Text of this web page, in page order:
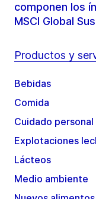
componen los
MSCI Global
Productos y
Bebidas
Comida
Cuidado
Explotaciones
Lácteos
Medio ambiente